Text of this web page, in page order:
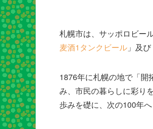
札幌市は、サッポロビー
麦酒1タンクビール 」及
1876年に札幌の地で「開
み、市民の暮らしに彩り
歩みを礎に、次の100年